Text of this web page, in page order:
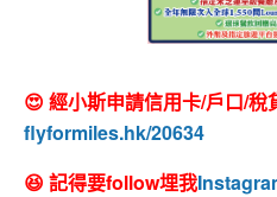
😍 經小斯申請信用卡/戶口/稅
flyformiles.hk/20634
😆 記得要follow埋我